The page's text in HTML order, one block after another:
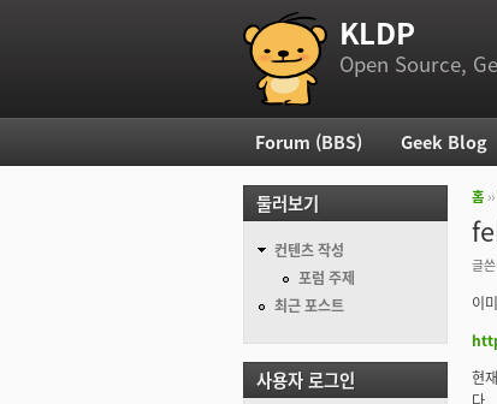
부 메뉴 KLDP
Open Source,
현
홈 ››
글
이
현
다.
주 메뉴
Forum (BBS) Geek Blog
둘러보기
컨텐츠 작성
포럼 주제
최근 포스트
사용자 로그인